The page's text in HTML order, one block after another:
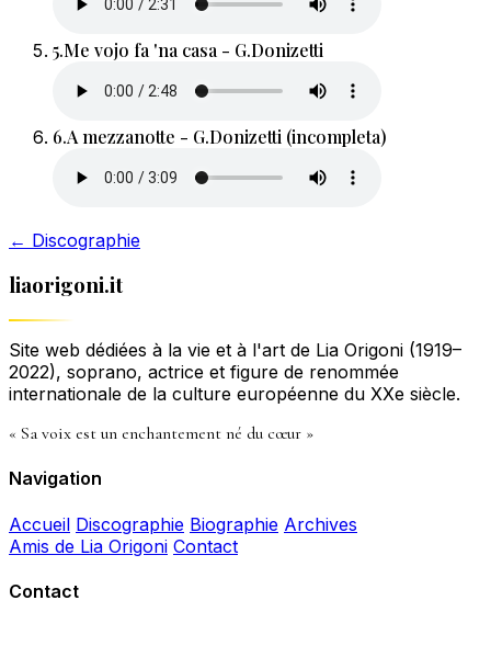
5.Me vojo fa 'na casa - G.Donizetti
6.A mezzanotte - G.Donizetti (incompleta)
← Discographie
liaorigoni.it
Site web dédiées à la vie et à l'art de Lia Origoni (1919–
2022), soprano, actrice et figure de renommée
internationale de la culture européenne du XXe siècle.
« Sa voix est un enchantement né du cœur »
Navigation
Accueil Discographie Biographie Archives
Amis de Lia Origoni Contact
Contact